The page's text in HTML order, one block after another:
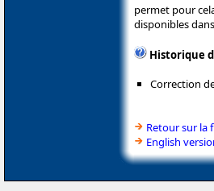
permet pour
disponibles
Historique
Correction
Retour sur la
English